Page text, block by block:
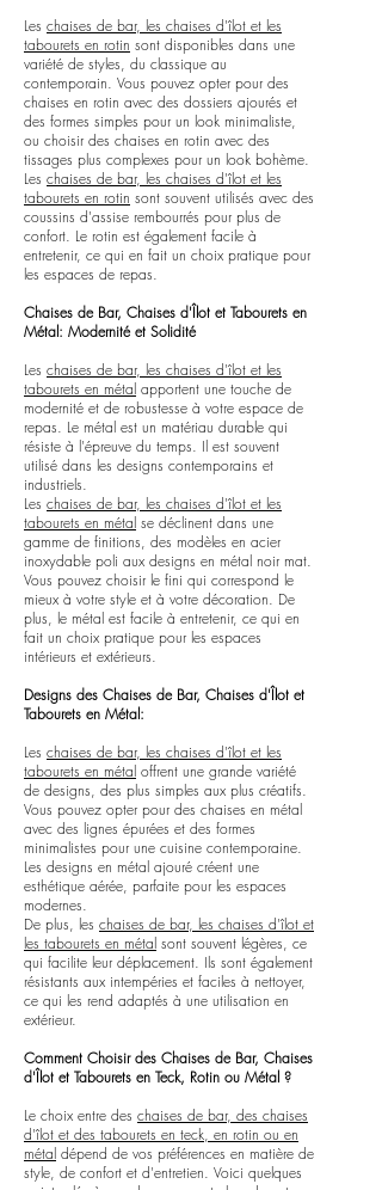
Les chaises de bar, les chaises d'îlot et les
tabourets en rotin sont disponibles dans une
variété de styles, du classique au
contemporain. Vous pouvez opter pour des
chaises en rotin avec des dossiers ajourés et
des formes simples pour un look minimaliste,
ou choisir des chaises en rotin avec des
tissages plus complexes pour un look bohème.
Les chaises de bar, les chaises d'îlot et les
tabourets en rotin sont souvent utilisés avec des
coussins d'assise rembourrés pour plus de
confort. Le rotin est également facile à
entretenir, ce qui en fait un choix pratique pour
les espaces de repas.
Chaises de Bar, Chaises d'Îlot et Tabourets en
Métal: Modernité et Solidité
Les chaises de bar, les chaises d'îlot et les
tabourets en métal apportent une touche de
modernité et de robustesse à votre espace de
repas. Le métal est un matériau durable qui
résiste à l'épreuve du temps. Il est souvent
utilisé dans les designs contemporains et
industriels.
Les chaises de bar, les chaises d'îlot et les
tabourets en métal se déclinent dans une
gamme de finitions, des modèles en acier
inoxydable poli aux designs en métal noir mat.
Vous pouvez choisir le fini qui correspond le
mieux à votre style et à votre décoration. De
plus, le métal est facile à entretenir, ce qui en
fait un choix pratique pour les espaces
intérieurs et extérieurs.
Designs des Chaises de Bar, Chaises d'Îlot et
Tabourets en Métal:
Les chaises de bar, les chaises d'îlot et les
tabourets en métal offrent une grande variété
de designs, des plus simples aux plus créatifs.
Vous pouvez opter pour des chaises en métal
avec des lignes épurées et des formes
minimalistes pour une cuisine contemporaine.
Les designs en métal ajouré créent une
esthétique aérée, parfaite pour les espaces
modernes.
De plus, les chaises de bar, les chaises d'îlot et
les tabourets en métal sont souvent légères, ce
qui facilite leur déplacement. Ils sont également
résistants aux intempéries et faciles à nettoyer,
ce qui les rend adaptés à une utilisation en
extérieur.
Comment Choisir des Chaises de Bar, Chaises
d'Îlot et Tabourets en Teck, Rotin ou Métal ?
Le choix entre des chaises de bar, des chaises
d'îlot et des tabourets en teck, en rotin ou en
métal dépend de vos préférences en matière de
style, de confort et d'entretien. Voici quelques